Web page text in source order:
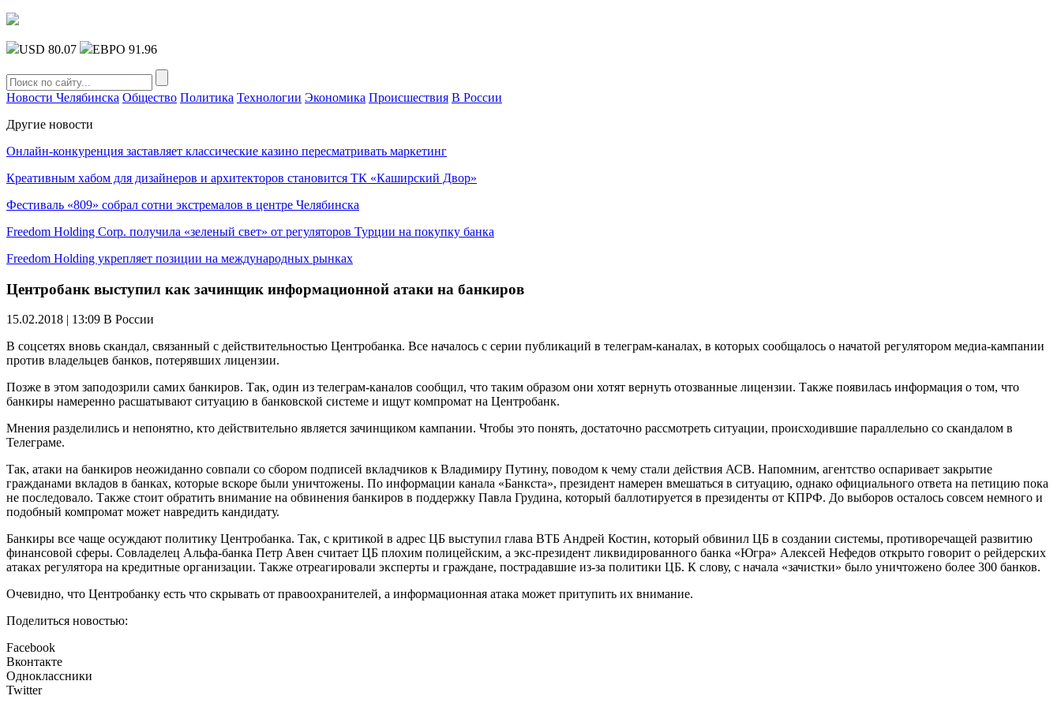
USD 80.07 ЕВРО 91.96
Новости Челябинска Общество Политика Технологии Экономика Происшествия В России
Другие новости
Онлайн-конкуренция заставляет классические казино пересматривать маркетинг
Креативным хабом для дизайнеров и архитекторов становится ТК «Каширский Двор»
Фестиваль «809» собрал сотни экстремалов в центре Челябинска
Freedom Holding Corp. получила «зеленый свет» от регуляторов Турции на покупку банка
Freedom Holding укрепляет позиции на международных рынках
Центробанк выступил как зачинщик информационной атаки на банкиров
15.02.2018 | 13:09 В России
В соцсетях вновь скандал, связанный с действительностью Центробанка. Все началось с серии публикаций в телеграм-каналах, в которых сообщалось о начатой регулятором медиа-кампании
против владельцев банков, потерявших лицензии.
Позже в этом заподозрили самих банкиров. Так, один из телеграм-каналов сообщил, что таким образом они хотят вернуть отозванные лицензии. Также появилась информация о том, что
банкиры намеренно расшатывают ситуацию в банковской системе и ищут компромат на Центробанк.
Мнения разделились и непонятно, кто действительно является зачинщиком кампании. Чтобы это понять, достаточно рассмотреть ситуации, происходившие параллельно со скандалом в
Телеграме.
Так, атаки на банкиров неожиданно совпали со сбором подписей вкладчиков к Владимиру Путину, поводом к чему стали действия АСВ. Напомним, агентство оспаривает закрытие
гражданами вкладов в банках, которые вскоре были уничтожены. По информации канала «Банкста», президент намерен вмешаться в ситуацию, однако официального ответа на петицию пока
не последовало. Также стоит обратить внимание на обвинения банкиров в поддержку Павла Грудина, который баллотируется в президенты от КПРФ. До выборов осталось совсем немного и
подобный компромат может навредить кандидату.
Банкиры все чаще осуждают политику Центробанка. Так, с критикой в адрес ЦБ выступил глава ВТБ Андрей Костин, который обвинил ЦБ в создании системы, противоречащей развитию
финансовой сферы. Совладелец Альфа-банка Петр Авен считает ЦБ плохим полицейским, а экс-президент ликвидированного банка «Югра» Алексей Нефедов открыто говорит о рейдерских
атаках регулятора на кредитные организации. Также отреагировали эксперты и граждане, пострадавшие из-за политики ЦБ. К слову, с начала «зачистки» было уничтожено более 300 банков.
Очевидно, что Центробанку есть что скрывать от правоохранителей, а информационная атака может притупить их внимание.
Поделиться новостью:
Facebook
Вконтакте
Одноклассники
Twitter